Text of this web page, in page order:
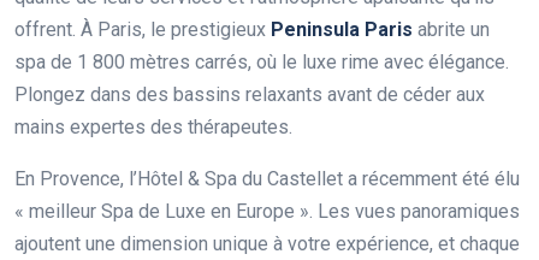
offrent. À Paris, le prestigieux Peninsula Paris abrite un
spa de 1 800 mètres carrés, où le luxe rime avec élégance.
Plongez dans des bassins relaxants avant de céder aux
mains expertes des thérapeutes.
En Provence, l’Hôtel & Spa du Castellet a récemment été élu
« meilleur Spa de Luxe en Europe ». Les vues panoramiques
ajoutent une dimension unique à votre expérience, et chaque